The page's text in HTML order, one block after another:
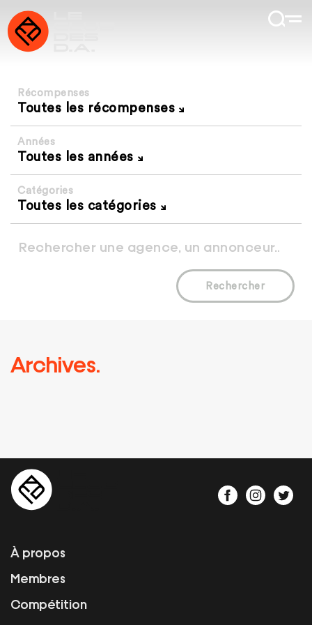
Récompenses
Toutes les récompenses
Années
Toutes les années
Catégories
Toutes les catégories
Rechercher
Archives.
À propos
Membres
Compétition